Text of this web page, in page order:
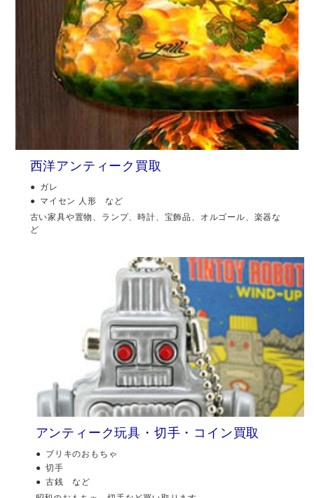
西洋アンティーク買取
ガレ
マイセン 人形 など
古い家具や置物、ランプ、時計、宝飾品、オルゴール、楽器な
ど
アンティーク玩具・切手・コイン買取
ブリキのおもちゃ
切手
古銭 など